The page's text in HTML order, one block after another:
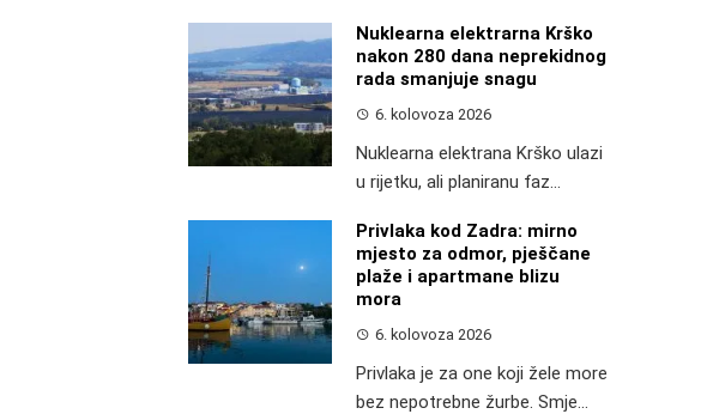
Nuklearna elektrarna Krško
nakon 280 dana neprekidnog
rada smanjuje snagu
6. kolovoza 2026
Nuklearna elektrana Krško ulazi
u rijetku, ali planiranu faz...
Privlaka kod Zadra: mirno
mjesto za odmor, pješčane
plaže i apartmane blizu
mora
6. kolovoza 2026
Privlaka je za one koji žele more
bez nepotrebne žurbe. Smje...